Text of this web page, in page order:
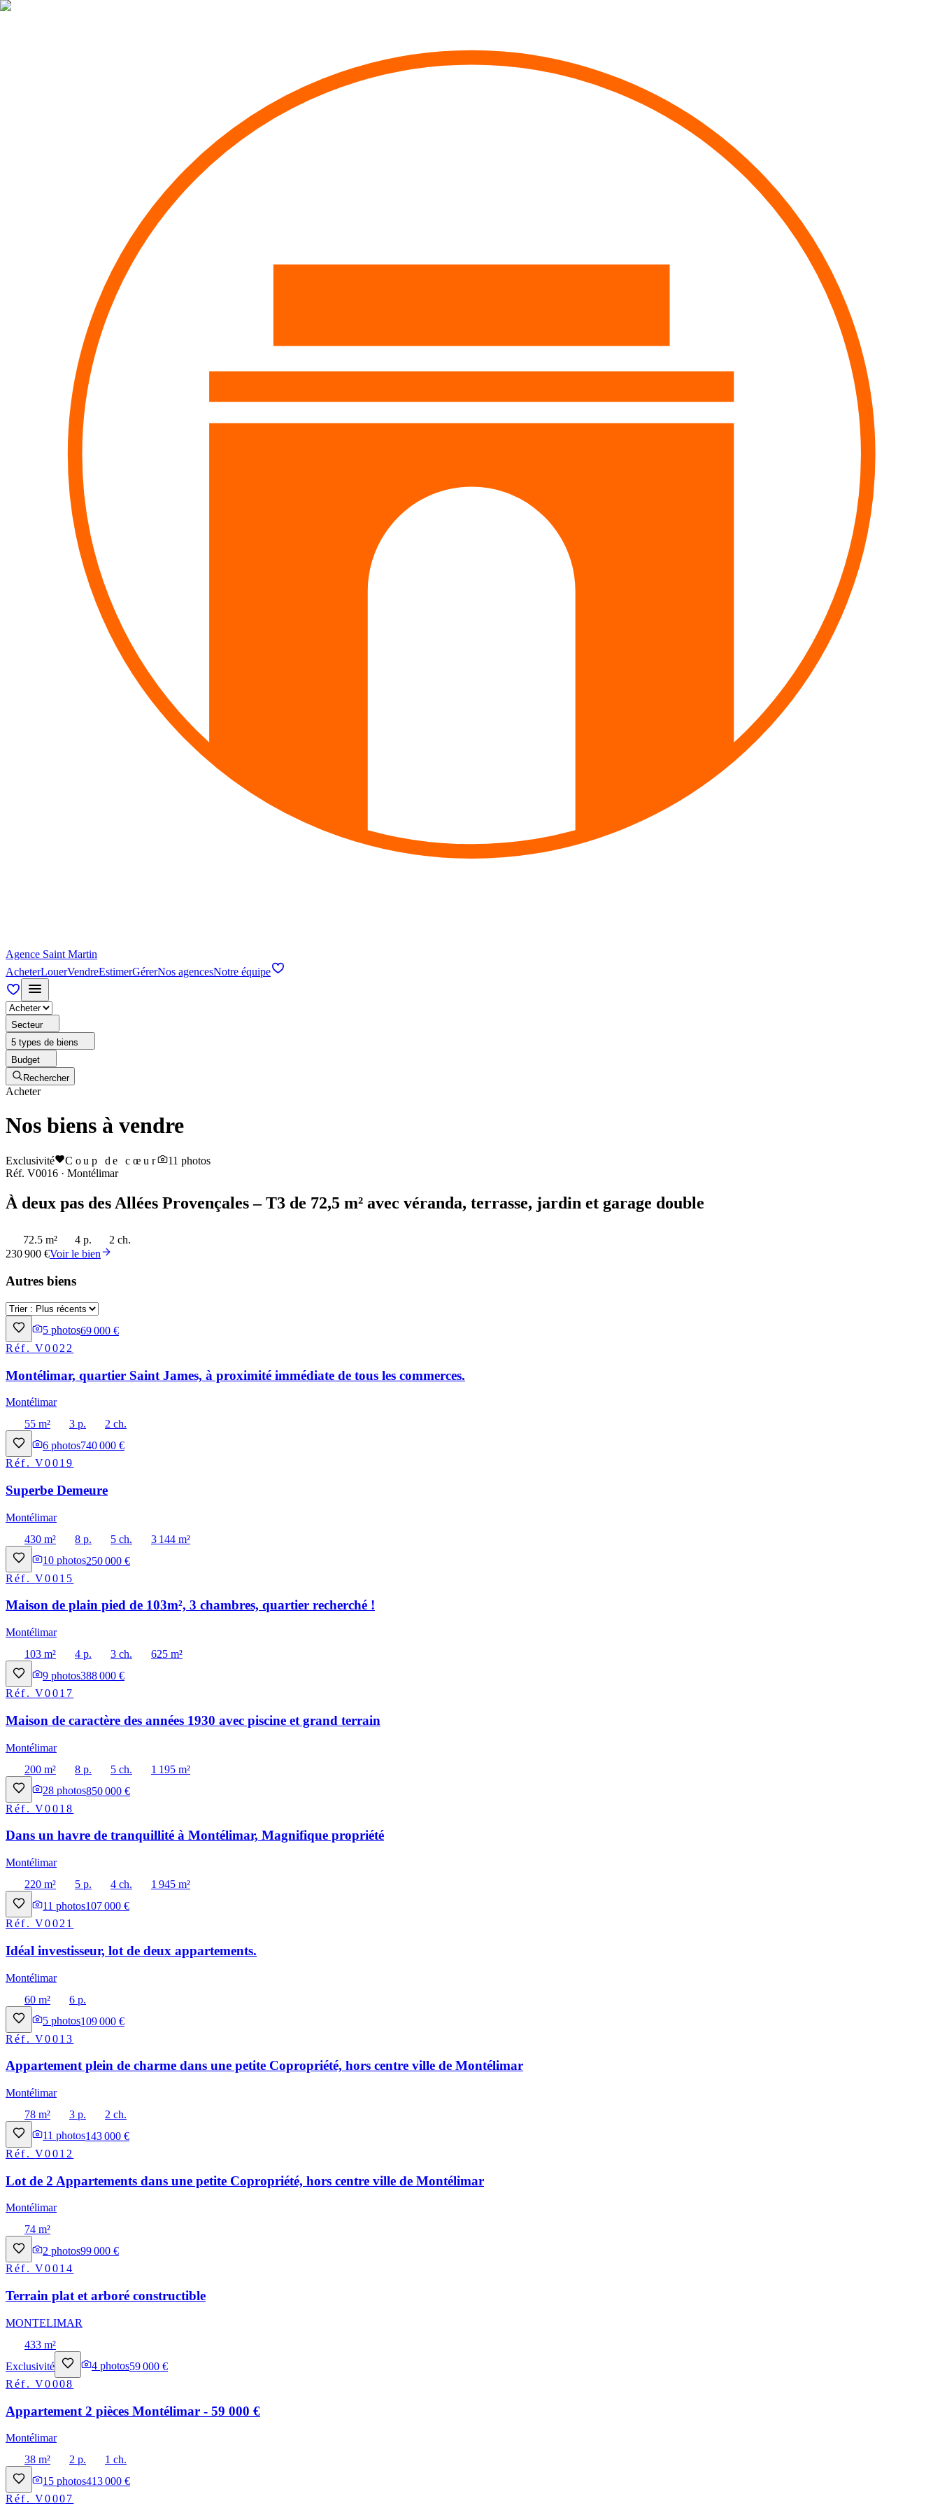
Agence Saint Martin
AcheterLouerVendreEstimerGérerNos agencesNotre équipe
Secteur
5 types de biens
Budget
Rechercher
Acheter
Nos biens à vendre
Exclusivité Coup de cœur 11 photos
Réf. V0016 · Montélimar
À deux pas des Allées Provençales – T3 de 72,5 m² avec véranda, terrasse, jardin et garage double
72.5 m² 4 p.
2 ch.
230 900 €Voir le bien
Autres biens
5 photos69 000 €
Réf.V0022
Montélimar, quartier Saint James, à proximité immédiate de tous les commerces.
Montélimar
55 m²
3 p.
2 ch.
6 photos740 000 €
Réf.V0019
Superbe Demeure
Montélimar
430 m²
8 p. 5 ch.
3 144 m²
10 photos250 000 €
Réf.V0015
Maison de plain pied de 103m², 3 chambres, quartier recherché !
Montélimar
103 m²
4 p. 3 ch.
625 m²
9 photos388 000 €
Réf.V0017
Maison de caractère des années 1930 avec piscine et grand terrain
Montélimar
200 m²
8 p. 5 ch.
1 195 m²
28 photos850 000 €
Réf.V0018
Dans un havre de tranquillité à Montélimar, Magnifique propriété
Montélimar
220 m²
5 p. 4 ch.
1 945 m²
11 photos107 000 €
Réf.V0021
Idéal investisseur, lot de deux appartements.
Montélimar
60 m²
6 p.
5 photos109 000 €
Réf.V0013
Appartement plein de charme dans une petite Copropriété, hors centre ville de Montélimar
Montélimar
78 m²
3 p.
2 ch.
11 photos143 000 €
Réf.V0012
Lot de 2 Appartements dans une petite Copropriété, hors centre ville de Montélimar
Montélimar
74 m²
2 photos99 000 €
Réf.V0014
Terrain plat et arboré constructible
MONTELIMAR
433 m²
Exclusivité
4 photos59 000 €
Réf.V0008
Appartement 2 pièces Montélimar - 59 000 €
Montélimar
38 m²
2 p.
1 ch.
15 photos413 000 €
Réf.V0007